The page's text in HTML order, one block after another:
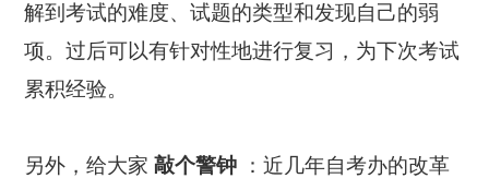
解到考试的难度、试题的类型和发现自己的弱
项。过后可以有针对性地进行复习，为下次考试
累积经验。
另外，给大家 敲个警钟
：近几年自考办的改革